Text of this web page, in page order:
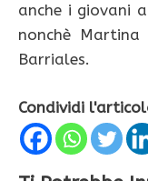
anche i giovani
nonchè
Barriales.
Condividi